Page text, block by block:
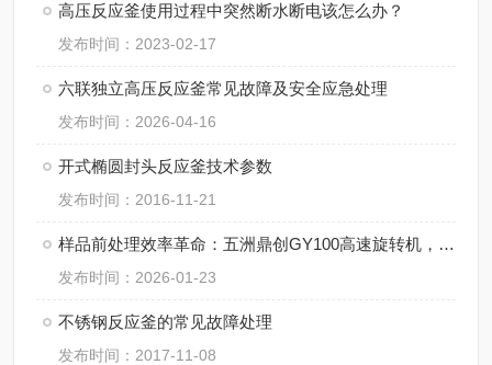
高压反应釜使用过程中突然断水断电该怎么办？
发布时间：2023-02-17
六联独立高压反应釜常见故障及安全应急处理
发布时间：2026-04-16
开式椭圆封头反应釜技术参数
发布时间：2016-11-21
样品前处理效率革命：五洲鼎创GY100高速旋转机，精准研磨赋能多行业科研检测
发布时间：2026-01-23
不锈钢反应釜的常见故障处理
发布时间：2017-11-08